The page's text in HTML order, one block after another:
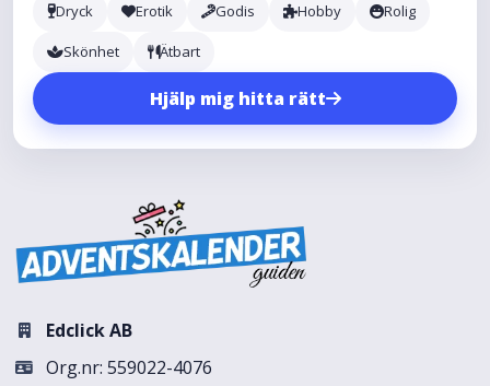
Dryck Erotik Godis Hobby Rolig
Skönhet Ätbart
Hjälp mig hitta rätt
Edclick AB
Org.nr: 559022-4076